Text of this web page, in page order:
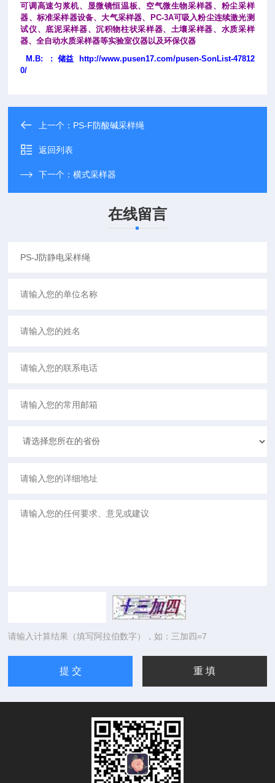
可调高速匀浆机、显微镜恒温板、空气微生物采样器、粉尘采样
器、标准采样器设备、大气采样器、PC-3A可吸入粉尘连续激光测
试仪、底泥采样器、沉积物柱状采样器、土壤采样器、水质采样
器、全自动水质采样器等实验室仪器以及环保仪器
M.B: : 储益 http://www.pusen17.com/pusen-SonList-47812
0/
上一个： PS-F防酸碱采样绳
返回列表
下一个：横式采样器
在线留言
请输入计算结果（填写阿拉伯数字），如：三加四=7